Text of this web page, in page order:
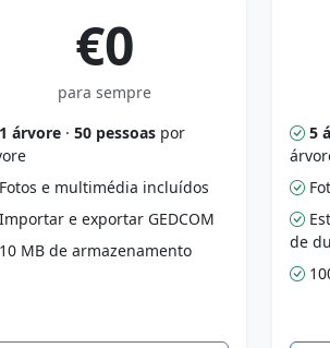
€0
para sempre
1 árvore · 50 pessoas por
Fotos e multimédia incluídos
Importar e exportar GEDCOM
10 MB de armazenamento
5
de